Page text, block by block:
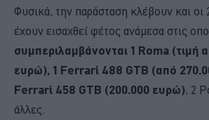
Φυσικά, την παράσταση κλέβουν και
έχουν εισαχθεί φέτος ανάμεσα στις
συμπεριλαμβάνονται 1 Roma (τιμή
ευρώ), 1 Ferrari 488 GTB (από
Ferrari 458 GTB (200.000 ευρώ), 2
άλλες.